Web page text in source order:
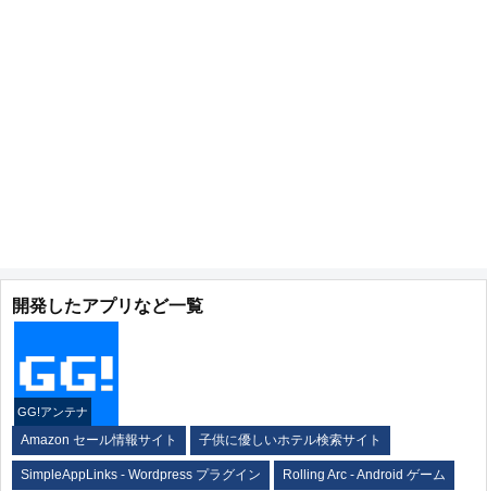
開発したアプリなど一覧
GG!アンテナ
Amazon セール情報サイト 子供に優しいホテル検索サイト
SimpleAppLinks - Wordpress プラグイン Rolling Arc - Android ゲーム